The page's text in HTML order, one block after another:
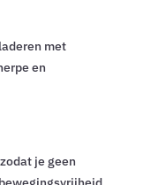
met
en
je geen